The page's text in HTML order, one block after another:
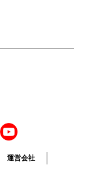
運営会社